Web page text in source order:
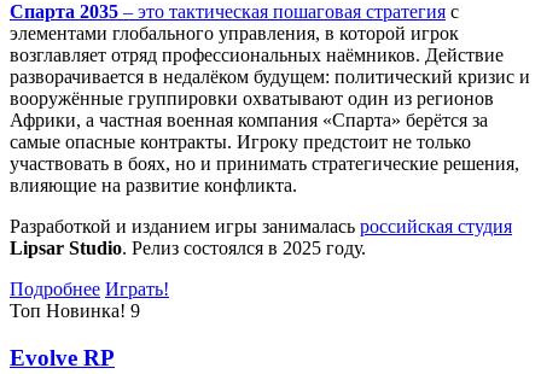
Спарта 2035 – это тактическая пошаговая стратегия с
элементами глобального управления, в которой игрок
возглавляет отряд профессиональных наёмников. Действие
разворачивается в недалёком будущем: политический кризис и
вооружённые группировки охватывают один из регионов
Африки, а частная военная компания «Спарта» берётся за
самые опасные контракты. Игроку предстоит не только
участвовать в боях, но и принимать стратегические решения,
влияющие на развитие конфликта.
Разработкой и изданием игры занималась российская студия
Lipsar Studio. Релиз состоялся в 2025 году.
Подробнее Играть!
Топ Новинка! 9
Evolve RP